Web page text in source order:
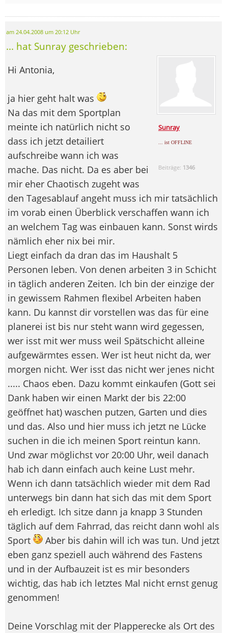
am 24.04.2008 um 20:12 Uhr
... hat Sunray geschrieben:
Sunray
... ist OFFLINE
Beiträge: 1346
Hi Antonia,
ja hier geht halt was
Na das mit dem Sportplan
meinte ich natürlich nicht so
dass ich jetzt detailiert
aufschreibe wann ich was
mache. Das nicht. Da es aber bei
mir eher Chaotisch zugeht was
den Tagesablauf angeht muss ich mir tatsächlich
im vorab einen Überblick verschaffen wann ich
an welchem Tag was einbauen kann. Sonst wirds
nämlich eher nix bei mir.
Liegt einfach da dran das im Haushalt 5
Personen leben. Von denen arbeiten 3 in Schicht
in täglich anderen Zeiten. Ich bin der einzige der
in gewissem Rahmen flexibel Arbeiten haben
kann. Du kannst dir vorstellen was das für eine
planerei ist bis nur steht wann wird gegessen,
wer isst mit wer muss weil Spätschicht alleine
aufgewärmtes essen. Wer ist heut nicht da, wer
morgen nicht. Wer isst das nicht wer jenes nicht
..... Chaos eben. Dazu kommt einkaufen (Gott sei
Dank haben wir einen Markt der bis 22:00
geöffnet hat) waschen putzen, Garten und dies
und das. Also und hier muss ich jetzt ne Lücke
suchen in die ich meinen Sport reintun kann.
Und zwar möglichst vor 20:00 Uhr, weil danach
hab ich dann einfach auch keine Lust mehr.
Wenn ich dann tatsächlich wieder mit dem Rad
unterwegs bin dann hat sich das mit dem Sport
eh erledigt. Ich sitze dann ja knapp 3 Stunden
täglich auf dem Fahrrad, das reicht dann wohl als
Sport
Aber bis dahin will ich was tun. Und jetzt
eben ganz speziell auch während des Fastens
und in der Aufbauzeit ist es mir besonders
wichtig, das hab ich letztes Mal nicht ernst genug
genommen!
Deine Vorschlag mit der Plapperecke als Ort des